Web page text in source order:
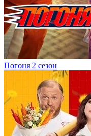
Погоня 2 сезон